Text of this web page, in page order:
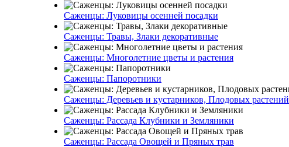
Саженцы: Луковицы осенней посадки
Саженцы: Травы, Злаки декоративные
Саженцы: Многолетние цветы и растения
Саженцы: Папоротники
Саженцы: Деревьев и кустарников, Плодовых растений
Саженцы: Рассада Клубники и Земляники
Саженцы: Рассада Овощей и Пряных трав